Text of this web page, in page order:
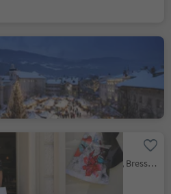
Bressanone città, Bressanone, Bressanone e dintorni
Spitaler Woman
Bressanone città, Bressanone, Bressanone e dintorni